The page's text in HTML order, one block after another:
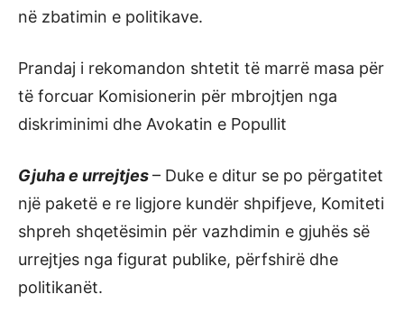
në zbatimin e politikave.
Prandaj i rekomandon shtetit të marrë masa për
të forcuar Komisionerin për mbrojtjen nga
diskriminimi dhe Avokatin e Popullit
Gjuha e urrejtjes– Duke e ditur se po përgatitet
një paketë e re ligjore kundër shpifjeve, Komiteti
shpreh shqetësimin për vazhdimin e gjuhës së
urrejtjes nga figurat publike, përfshirë dhe
politikanët.